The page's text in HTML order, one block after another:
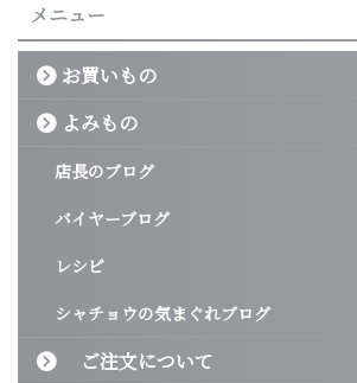
メニュー
お買いもの
よみもの
店長のブログ
バイヤーブログ
レシピ
シャチョウの気まぐれブログ
ご注文について